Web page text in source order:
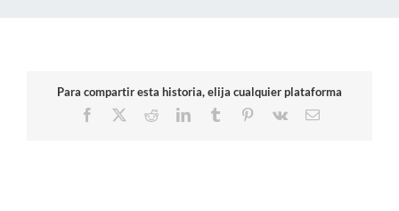
Para compartir esta historia, elija cualquier plataforma
Facebook
RedditLinkedInTumblr Pinterest
Vk
Correo